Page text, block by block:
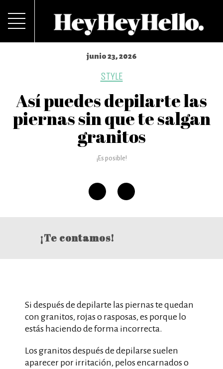
junio 23, 2026
STYLE
Así puedes depilarte las
piernas sin que te salgan
granitos
¡Es posible!
¡Te contamos!
Si después de depilarte las piernas te quedan
con granitos, rojas o rasposas, es porque lo
estás haciendo de forma incorrecta.
Los granitos después de depilarse suelen
aparecer por irritación, pelos encarnados o